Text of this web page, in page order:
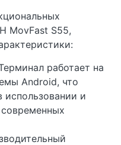
MovFast S55,
работает на
Android, что
использовании и